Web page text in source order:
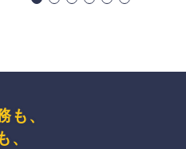
も、